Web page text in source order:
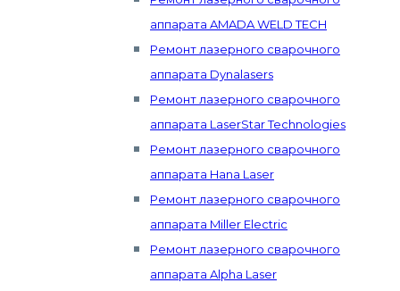
аппарата AMADA WELD TECH
Ремонт лазерного сварочного
аппарата Dynalasers
Ремонт лазерного сварочного
аппарата LaserStar Technologies
Ремонт лазерного сварочного
аппарата Hana Laser
Ремонт лазерного сварочного
аппарата Miller Electric
Ремонт лазерного сварочного
аппарата Alpha Laser